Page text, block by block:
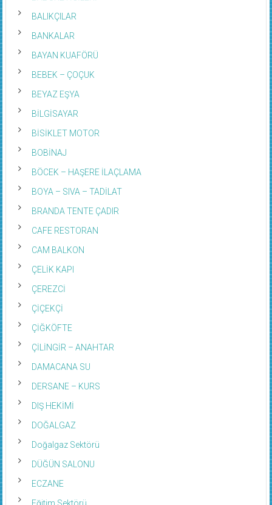
BALIKÇILAR
BANKALAR
BAYAN KUAFÖRÜ
BEBEK – ÇOÇUK
BEYAZ EŞYA
BİLGİSAYAR
BİSİKLET MOTOR
BOBİNAJ
BÖCEK – HAŞERE İLAÇLAMA
BOYA – SIVA – TADİLAT
BRANDA TENTE ÇADIR
CAFE RESTORAN
CAM BALKON
ÇELİK KAPI
ÇEREZCİ
ÇİÇEKÇİ
ÇİĞKÖFTE
ÇİLİNGİR – ANAHTAR
DAMACANA SU
DERSANE – KURS
DIŞ HEKİMİ
DOĞALGAZ
Doğalgaz Sektörü
DÜĞÜN SALONU
ECZANE